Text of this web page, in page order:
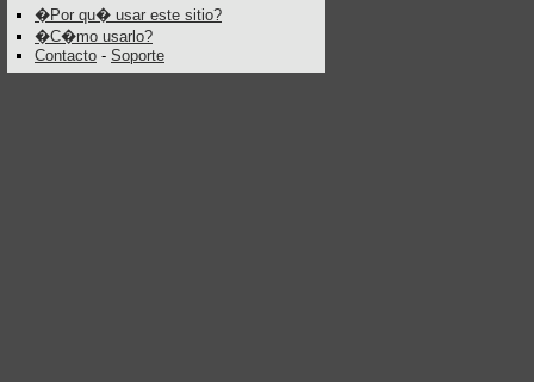
�Por qu� usar este sitio?
�C�mo usarlo?
Contacto - Soporte